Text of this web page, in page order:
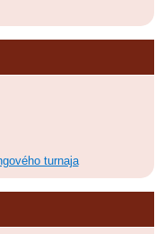
turnaja